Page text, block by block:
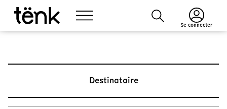
Se connecter
Destinataire